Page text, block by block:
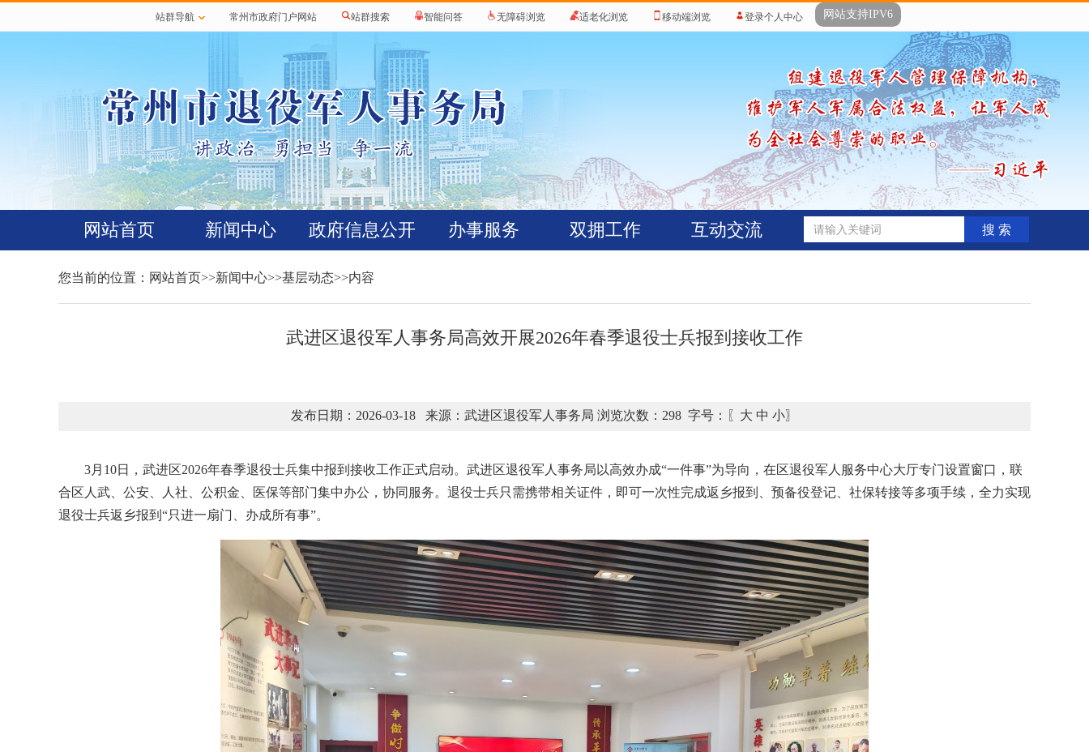
站群导航 常州市政府门户网站 站群搜索 智能问答 无障碍浏览 适老化浏览 移动端浏览 登录个人中心 网站支持IPV6
网站首页 新闻中心 政府信息公开 办事服务 双拥工作 互动交流 搜 索
您当前的位置： 网站首页>>新闻中心>>基层动态>>内容
武进区退役军人事务局高效开展2026年春季退役士兵报到接收工作
发布日期：2026-03-18 来源：武进区退役军人事务局 浏览次数： 298 字号：〖 大 中 小〗
3月10日，武进区2026年春季退役士兵集中报到接收工作正式启动。武进区退役军人事务局以高效办成“一件事”为导向，在区退役军人服务中心大厅专门设置窗口，联
合区人武、公安、人社、公积金、医保等部门集中办公，协同服务。退役士兵只需携带相关证件，即可一次性完成返乡报到、预备役登记、社保转接等多项手续，全力实现
退役士兵返乡报到“只进一扇门、办成所有事”。